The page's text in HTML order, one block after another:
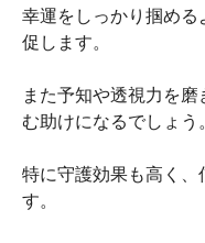
幸運をしっかり掴める
促します。
また予知や透視力を
む助けになるでしょう
特に守護効果も高く
す。